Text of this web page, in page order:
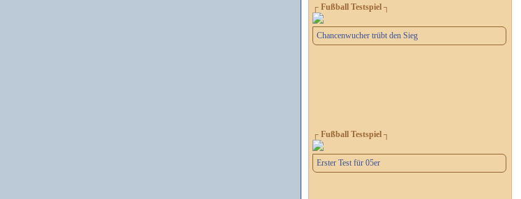
┌ Fußball Testspiel ┐
Chancenwucher trübt den Sieg
┌ Fußball Testspiel ┐
Erster Test für 05er